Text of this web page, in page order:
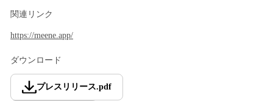
関連リンク
https://meene.app/
ダウンロード
プレスリリース.pdf